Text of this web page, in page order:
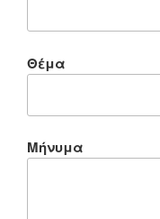
Θέμα
Μήνυμα